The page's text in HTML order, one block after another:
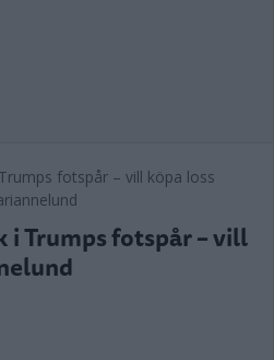
Trumps fotspår – vill